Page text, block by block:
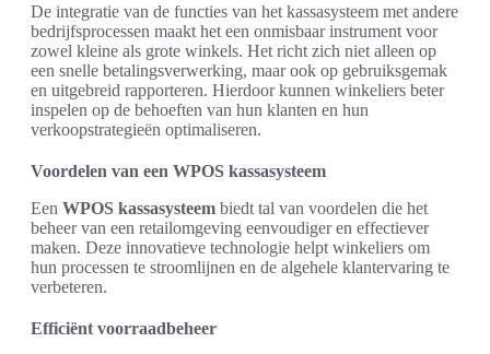
De integratie van de functies van het kassasysteem met andere
bedrijfsprocessen maakt het een onmisbaar instrument voor
zowel kleine als grote winkels. Het richt zich niet alleen op
een snelle betalingsverwerking, maar ook op gebruiksgemak
en uitgebreid rapporteren. Hierdoor kunnen winkeliers beter
inspelen op de behoeften van hun klanten en hun
verkoopstrategieën optimaliseren.
Voordelen van een WPOS kassasysteem
Een WPOS kassasysteem biedt tal van voordelen die het
beheer van een retailomgeving eenvoudiger en effectiever
maken. Deze innovatieve technologie helpt winkeliers om
hun processen te stroomlijnen en de algehele klantervaring te
verbeteren.
Efficiënt voorraadbeheer